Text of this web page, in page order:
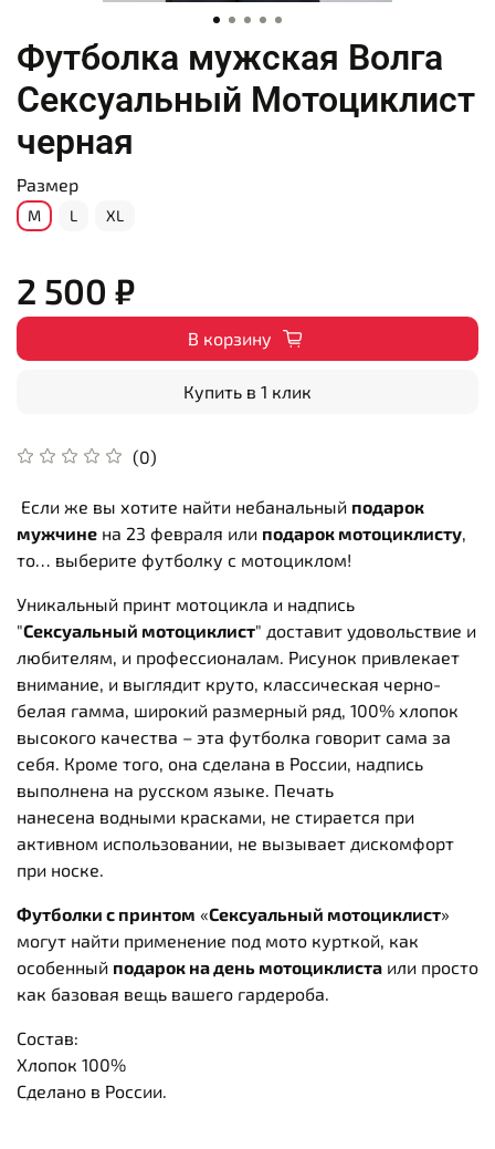
Футболка мужская Волга
Сексуальный Мотоциклист
черная
(0)
Размер
M L XL
2 500 ₽
В корзину
Купить в 1 клик
Если же вы хотите найти небанальный подарок
мужчине на 23 февраля или подарок мотоциклисту,
то… выберите футболку с мотоциклом!
Уникальный принт мотоцикла и надпись
"Сексуальный мотоциклист" доставит удовольствие и
любителям, и профессионалам. Рисунок привлекает
внимание, и выглядит круто, классическая черно-
белая гамма, широкий размерный ряд, 100% хлопок
высокого качества – эта футболка говорит сама за
себя. Кроме того, она сделана в России, надпись
выполнена на русском языке. Печать
нанесена водными красками, не стирается при
активном использовании, не вызывает дискомфорт
при носке.
Футболки с принтом «Сексуальный мотоциклист»
могут найти применение под мото курткой, как
особенный подарок на день мотоциклиста или просто
как базовая вещь вашего гардероба.
Состав:
Хлопок 100%
Сделано в России.